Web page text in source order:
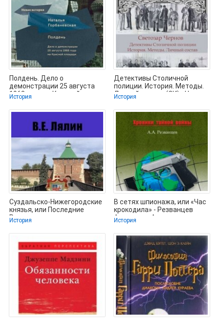
Полдень. Дело о
демонстрации 25 августа
1968 года на Красной
площади -
История
Детективы Столичной
полиции. История. Методы.
Личный состав (СИ) - Чернов
История
Суздальско-Нижегородские
князья, или Последние
Рюриковичи на русском
троне -
История
В сетях шпионажа, или «Час
крокодила» - Резванцев
Александр Александрович
История